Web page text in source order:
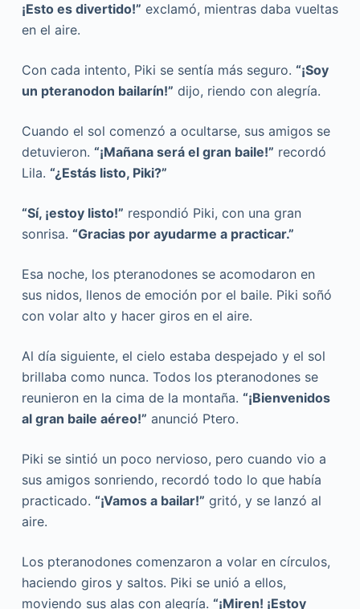
¡Esto es divertido!” exclamó, mientras daba vueltas
en el aire.
Con cada intento, Piki se sentía más seguro. “¡Soy
un pteranodon bailarín!” dijo, riendo con alegría.
Cuando el sol comenzó a ocultarse, sus amigos se
detuvieron. “¡Mañana será el gran baile!” recordó
Lila. “¿Estás listo, Piki?”
“Sí, ¡estoy listo!” respondió Piki, con una gran
sonrisa. “Gracias por ayudarme a practicar.”
Esa noche, los pteranodones se acomodaron en
sus nidos, llenos de emoción por el baile. Piki soñó
con volar alto y hacer giros en el aire.
Al día siguiente, el cielo estaba despejado y el sol
brillaba como nunca. Todos los pteranodones se
reunieron en la cima de la montaña. “¡Bienvenidos
al gran baile aéreo!” anunció Ptero.
Piki se sintió un poco nervioso, pero cuando vio a
sus amigos sonriendo, recordó todo lo que había
practicado. “¡Vamos a bailar!” gritó, y se lanzó al
aire.
Los pteranodones comenzaron a volar en círculos,
haciendo giros y saltos. Piki se unió a ellos,
moviendo sus alas con alegría. “¡Miren! ¡Estoy